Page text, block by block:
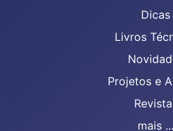
Dicas
Livros
Projetos e
mais ...